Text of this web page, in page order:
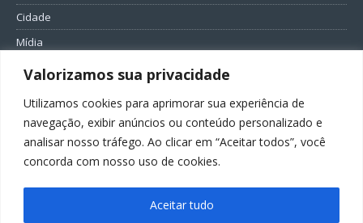
Valorizamos sua privacidade
Utilizamos cookies para aprimorar sua experiência de
navegação, exibir anúncios ou conteúdo personalizado e
analisar nosso tráfego. Ao clicar em “Aceitar todos”, você
concorda com nosso uso de cookies.
Aceitar tudo
Cidade
Mídia
Entretenimento
Política
FIQUE CONECTADO